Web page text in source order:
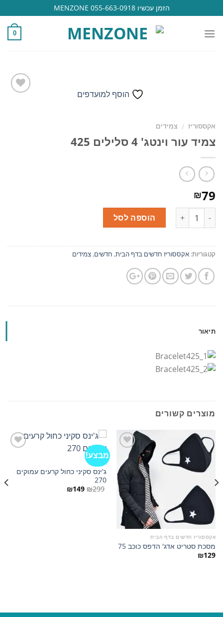
to
content
הזמן עכשיו 055-663-0918 MENZONE
0
הוסף למועדפים
אקססוריז / צמידים
צמיד עור וינטג' 4 סלילים 425
₪79
הוספה לסל
קטגוריות: אקססוריז חדשים בדף הבית, חדשים,צמידים
תיאור
מוצרים קשורים
הוסף
למועדפים
אקססוריז חדשים בדף הבית
מסכת סטריט אדג' הדפס כוכב 75
₪129
מבצע!
הוסף
למועדפים
ג'ינסים
ג'ינס סקיני כחול קרעים עמוקים
270
₪299 המחיר
₪149 המחיר